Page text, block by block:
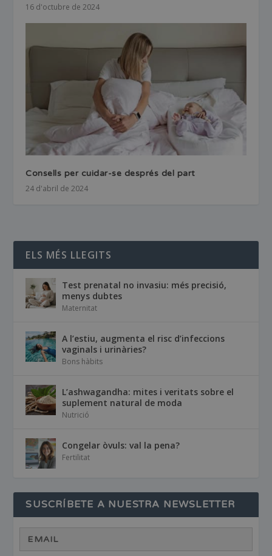
16 d'octubre de 2024
Consells per cuidar-se després del part
24 d'abril de 2024
ELS MÉS LLEGITS
Test prenatal no invasiu: més precisió,
menys dubtes
Maternitat
A l’estiu, augmenta el risc d’infeccions
vaginals i urinàries?
Bons hàbits
L’ashwagandha: mites i veritats sobre el
suplement natural de moda
Nutrició
Congelar òvuls: val la pena?
Fertilitat
SUSCRÍBETE A NUESTRA NEWSLETTER